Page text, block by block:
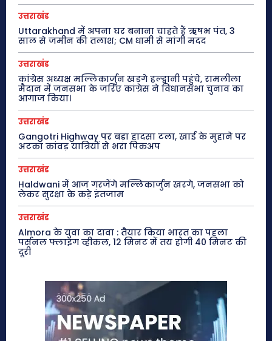
उत्तराखंड
Uttarakhand में अपना घर बनाना चाहते हैं ऋषभ पंत, 3
साल से जमीन की तलाश; CM धामी से मांगी मदद
उत्तराखंड
कांग्रेस अध्यक्ष मल्लिकार्जुन खड़गे हल्द्वानी पहुंचे, रामलीला
मैदान में जनसभा के जरिए कांग्रेस ने विधानसभा चुनाव का
आगाज किया।
उत्तराखंड
Gangotri Highway पर बड़ा हादसा टला, खाई के मुहाने पर
अटका कांवड़ यात्रियों से भरा पिकअप
उत्तराखंड
Haldwani में आज गरजेंगे मल्लिकार्जुन खरगे, जनसभा को
लेकर सुरक्षा के कड़े इंतजाम
उत्तराखंड
Almora के युवा का दावा : तैयार किया भारत का पहला
पर्सनल फ्लाइंग व्हीकल, 12 मिनट में तय होगी 40 मिनट की
दूरी